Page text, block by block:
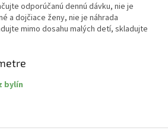
odporúčanú dennú dávku, nie je
a dojčiace ženy, nie je náhrada
mimo dosahu malých detí, skladujte
bylín